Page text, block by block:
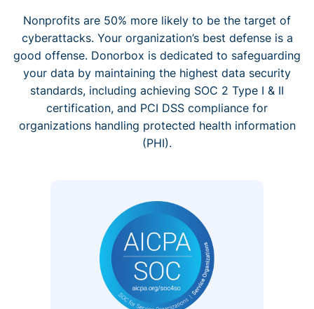
Nonprofits are 50% more likely to be the target of
cyberattacks. Your organization’s best defense is a
good offense. Donorbox is dedicated to safeguarding
your data by maintaining the highest data security
standards, including achieving SOC 2 Type I & II
certification, and PCI DSS compliance for
organizations handling protected health information
(PHI).